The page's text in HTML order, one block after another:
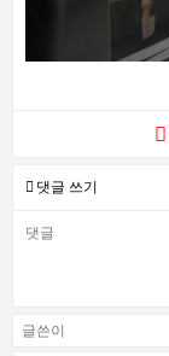
댓글 쓰기